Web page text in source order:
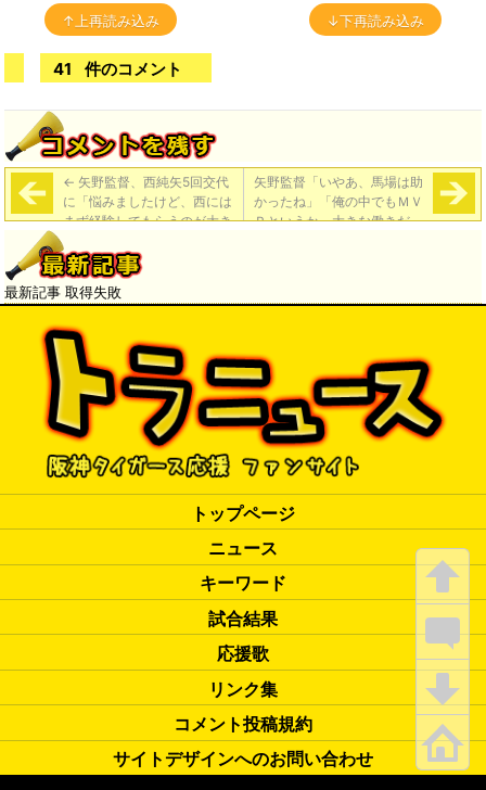
↑上再読み込み ↓下再読み込み
41 件のコメント
← 矢野監督、西純矢5回交代
に「悩みましたけど、西には
まず経験してもらうのが大き
なところだったので、迷いま
したけど、あとは迷ってませ
ん」
矢野監督「いやあ、馬場は助
かったね」「俺の中でもＭＶ
Ｐというか、大きな働きだっ
最新記事 取得失敗
トップページ
ニュース
キーワード
試合結果
応援歌
リンク集
コメント投稿規約
サイトデザインへのお問い合わせ